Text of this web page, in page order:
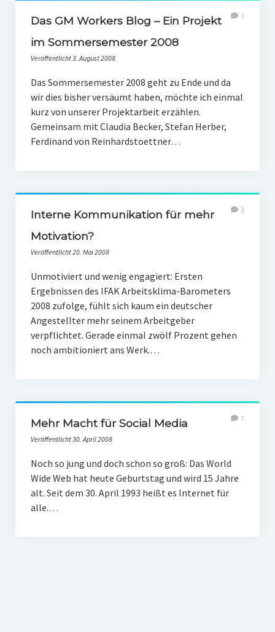
Klimaneutrales Tanken
Zukunft der Bildung
Das GM Workers Blog – Ein Projekt
im Sommersemester 2008
Veröffentlicht 3. August 2008
1
Das Sommersemester 2008 geht zu Ende und da
wir dies bisher versäumt haben, möchte ich einmal
kurz von unserer Projektarbeit erzählen.
Gemeinsam mit Claudia Becker, Stefan Herber,
Ferdinand von Reinhardstoettner…
Interne Kommunikation für mehr
Motivation?
Veröffentlicht 20. Mai 2008
3
Unmotiviert und wenig engagiert: Ersten
Ergebnissen des IFAK Arbeitsklima-Barometers
2008 zufolge, fühlt sich kaum ein deutscher
Angestellter mehr seinem Arbeitgeber
verpflichtet. Gerade einmal zwölf Prozent gehen
noch ambitioniert ans Werk.…
Mehr Macht für Social Media
Veröffentlicht 30. April 2008
7
Noch so jung und doch schon so groß: Das World
Wide Web hat heute Geburtstag und wird 15 Jahre
alt. Seit dem 30. April 1993 heißt es Internet für
alle.…